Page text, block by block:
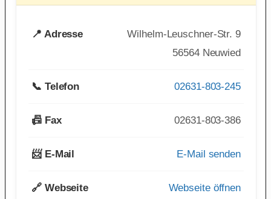
📍 Adresse
Wilhelm-Leuschner-Str. 9
56564 Neuwied
📞 Telefon 02631-803-245
📠 Fax 02631-803-386
📨 E-Mail E-Mail senden
🔗 Webseite Webseite öffnen